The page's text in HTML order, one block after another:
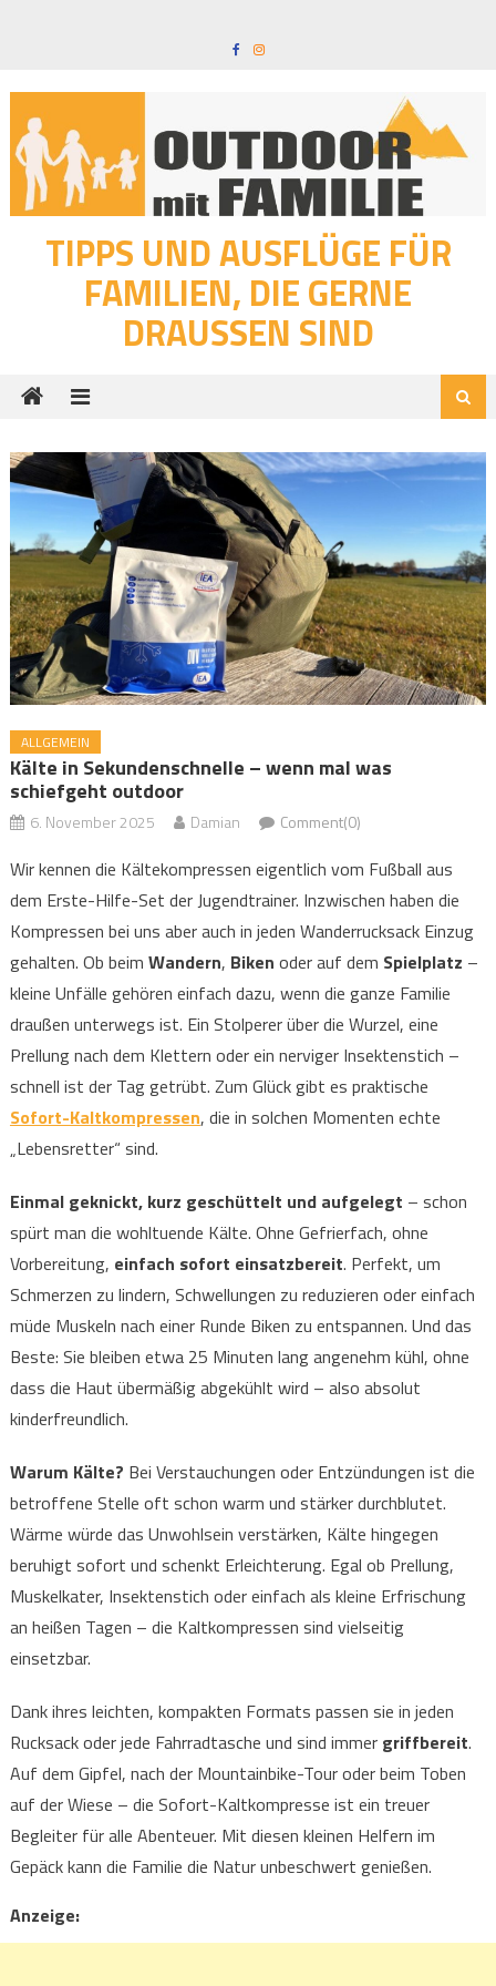
TIPPS UND AUSFLÜGE FÜR
FAMILIEN, DIE GERNE
DRAUSSEN SIND
ALLGEMEIN
Kälte in Sekundenschnelle – wenn mal was
schiefgeht outdoor
6. November 2025 Damian Comment(0)
Wir kennen die Kältekompressen eigentlich vom Fußball aus
dem Erste-Hilfe-Set der Jugendtrainer. Inzwischen haben die
Kompressen bei uns aber auch in jeden Wanderrucksack Einzug
gehalten. Ob beim Wandern, Biken oder auf dem Spielplatz –
kleine Unfälle gehören einfach dazu, wenn die ganze Familie
draußen unterwegs ist. Ein Stolperer über die Wurzel, eine
Prellung nach dem Klettern oder ein nerviger Insektenstich –
schnell ist der Tag getrübt. Zum Glück gibt es praktische
Sofort-Kaltkompressen, die in solchen Momenten echte
„Lebensretter“ sind.
Einmal geknickt, kurz geschüttelt und aufgelegt – schon
spürt man die wohltuende Kälte. Ohne Gefrierfach, ohne
Vorbereitung, einfach sofort einsatzbereit. Perfekt, um
Schmerzen zu lindern, Schwellungen zu reduzieren oder einfach
müde Muskeln nach einer Runde Biken zu entspannen. Und das
Beste: Sie bleiben etwa 25 Minuten lang angenehm kühl, ohne
dass die Haut übermäßig abgekühlt wird – also absolut
kinderfreundlich.
Warum Kälte? Bei Verstauchungen oder Entzündungen ist die
betroffene Stelle oft schon warm und stärker durchblutet.
Wärme würde das Unwohlsein verstärken, Kälte hingegen
beruhigt sofort und schenkt Erleichterung. Egal ob Prellung,
Muskelkater, Insektenstich oder einfach als kleine Erfrischung
an heißen Tagen – die Kaltkompressen sind vielseitig
einsetzbar.
Dank ihres leichten, kompakten Formats passen sie in jeden
Rucksack oder jede Fahrradtasche und sind immer griffbereit.
Auf dem Gipfel, nach der Mountainbike-Tour oder beim Toben
auf der Wiese – die Sofort-Kaltkompresse ist ein treuer
Begleiter für alle Abenteuer. Mit diesen kleinen Helfern im
Gepäck kann die Familie die Natur unbeschwert genießen.
Anzeige: